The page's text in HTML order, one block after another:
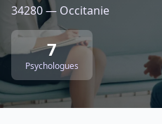
34280 — Occitanie
7
Psychologues